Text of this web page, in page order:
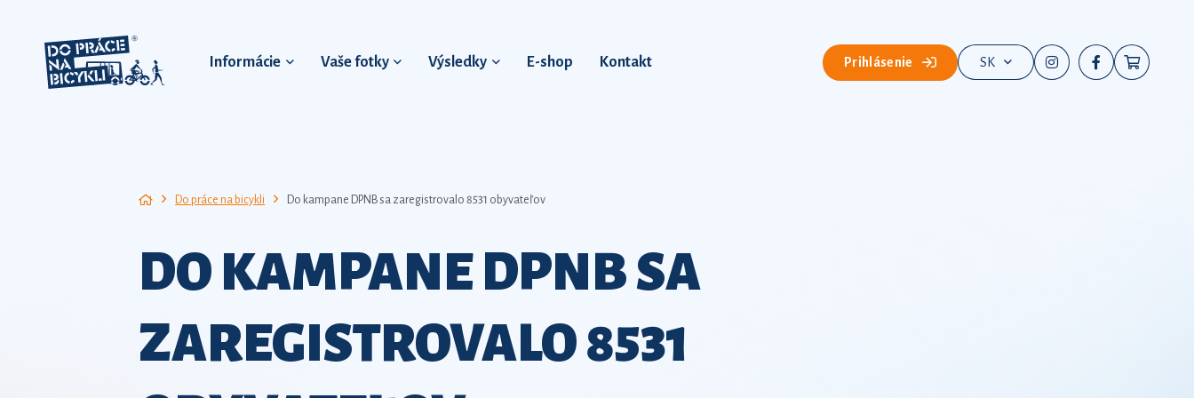
Informácie Vaše fotky Výsledky E-shop Kontakt Prihlásenie SK
Do práce na bicykli Do kampane DPNB sa zaregistrovalo 8531 obyvateľov
DO KAMPANE DPNB SA
ZAREGISTROVALO 8531